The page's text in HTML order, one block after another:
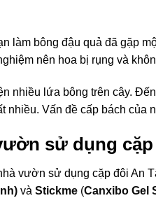
làm bông đậu quả đã gặp
nên hoa bị rụng và
nhiều lứa bông trên cây.
nhiều. Vấn đề cấp bách của
sử dụng
vườn sử dụng cặp đôi An
vàStickme (Canxibo Gel